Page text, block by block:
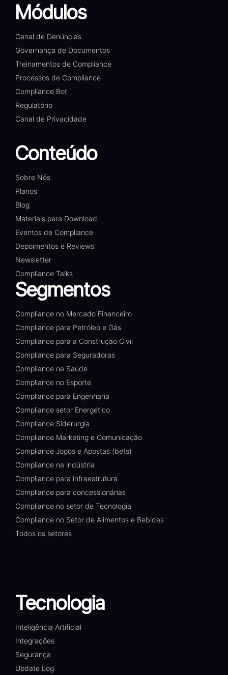
Módulos
Canal de Denúncias
Governança de Documentos
Treinamentos de Compliance
Processos de Compliance
Compliance Bot
Regulatório
Canal de Privacidade
Conteúdo
Sobre Nós
Planos
Blog
Materiais para Download
Eventos de Compliance
Depoimentos e Reviews
Newsletter
Compliance Talks
Segmentos
Compliance no Mercado Financeiro
Compliance para Petróleo e Gás
Compliance para a Construção Civil
Compliance para Seguradoras
Compliance na Saúde
Compliance no Esporte
Compliance para Engenharia
Compliance setor Energético
Compliance Siderurgia
Compliance Marketing e Comunicação
Compliance Jogos e Apostas (bets)
Compliance na indústria
Compliance para infraestrutura
Compliance para concessionárias
Compliance no setor de Tecnologia
Compliance no Setor de Alimentos e Bebidas
Todos os setores
Tecnologia
Inteligência Artificial
Integrações
Segurança
Update Log